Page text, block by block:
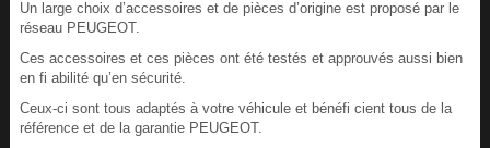
Un large choix d’accessoires et de pièces d’origine est proposé par le
réseau PEUGEOT.
Ces accessoires et ces pièces ont été testés et approuvés aussi bien
en fi abilité qu’en sécurité.
Ceux-ci sont tous adaptés à votre véhicule et bénéfi cient tous de la
référence et de la garantie PEUGEOT.